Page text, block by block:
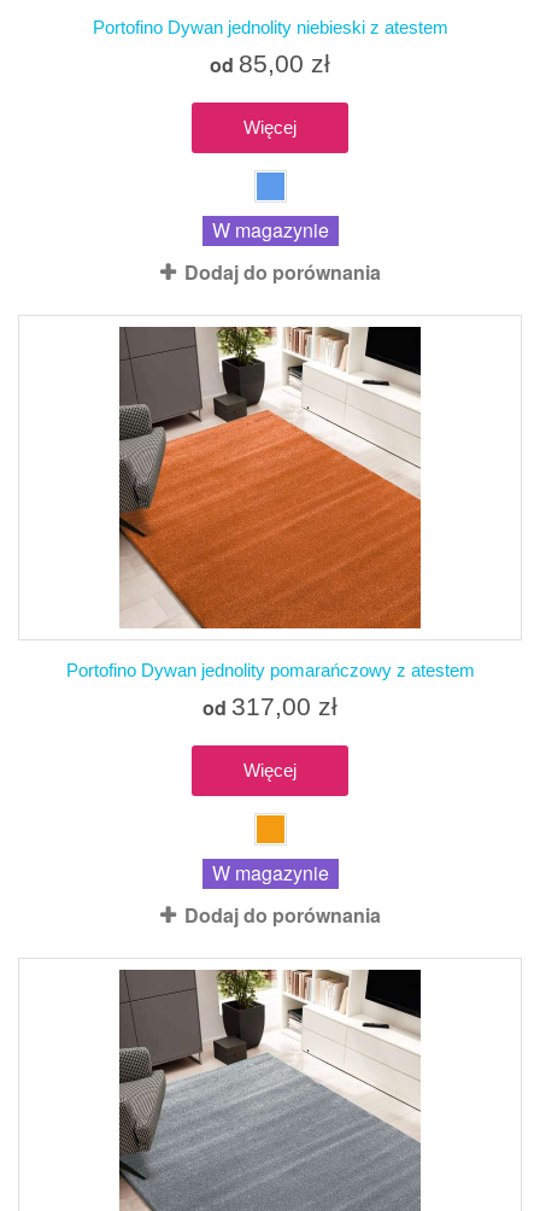
Portofino Dywan jednolity niebieski z atestem
od 85,00 zł
Więcej
W magazynie
Dodaj do porównania
Portofino Dywan jednolity pomarańczowy z atestem
od 317,00 zł
Więcej
W magazynie
Dodaj do porównania